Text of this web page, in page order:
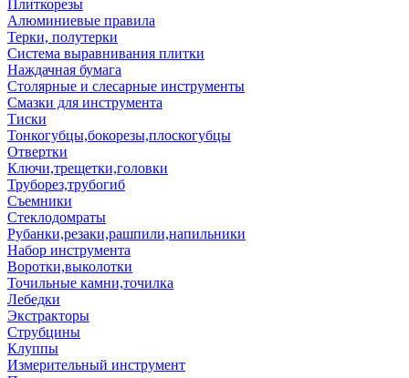
Плиткорезы
Алюминиевые правила
Терки, полутерки
Система выравнивания плитки
Наждачная бумага
Столярные и слесарные инструменты
Смазки для инструмента
Тиски
Тонкогубцы,бокорезы,плоскогубцы
Отвертки
Ключи,трещетки,головки
Труборез,трубогиб
Съемники
Стеклодомраты
Рубанки,резаки,рашпили,напильники
Набор инструмента
Воротки,выколотки
Точильные камни,точилка
Лебедки
Экстракторы
Струбцины
Клуппы
Измерительный инструмент